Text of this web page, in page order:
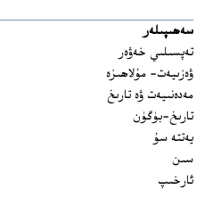
سەھىپىلەر
تەپسىلىي خەۋەر
ۋەزىيەت- مۇلاھىزە
مەدەنىيەت ۋە تارىخ
تارىخ-بۈگۈن
يەتتە سۇ
سىن
ئارخىپ